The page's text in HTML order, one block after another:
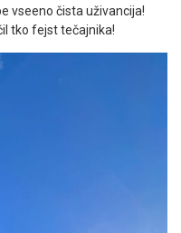
vseeno čista uživancija!
tko fejst tečajnika!